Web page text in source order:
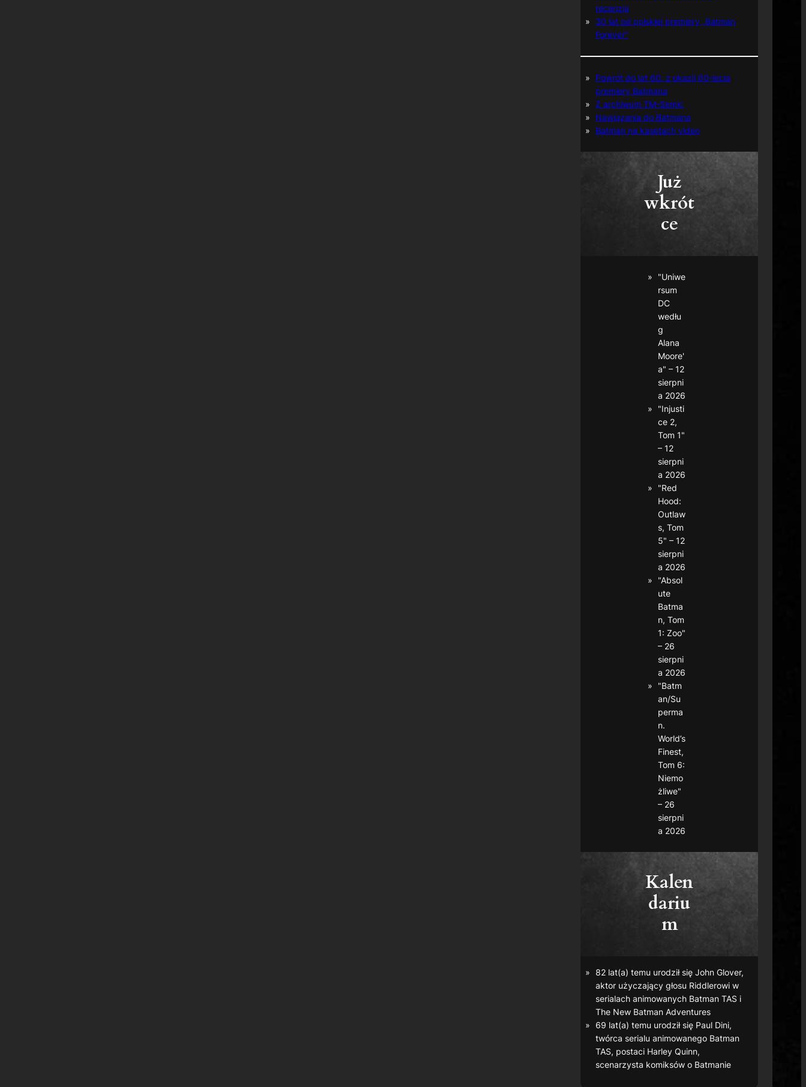
recenzja
30 lat od polskiej premiery „Batman
Forever”
Powrót do lat 60. z okazji 60-lecia
premiery Batmana
Z archiwum TM-Semic
Nawiązania do Batmana
Batman na kasetach video
Już
wkrót
ce
"Uniwe
rsum
DC
wedłu
g
Alana
Moore'
a" – 12
sierpni
a 2026
"Injusti
ce 2,
Tom 1"
– 12
sierpni
a 2026
"Red
Hood:
Outlaw
s, Tom
5" – 12
sierpni
a 2026
"Absol
ute
Batma
n, Tom
1: Zoo"
– 26
sierpni
a 2026
"Batm
an/Su
perma
n.
World’s
Finest,
Tom 6:
Niemo
żliwe"
– 26
sierpni
a 2026
Kalen
dariu
m
82 lat(a) temu urodził się John Glover,
aktor użyczający głosu Riddlerowi w
serialach animowanych Batman TAS i
The New Batman Adventures
69 lat(a) temu urodził się Paul Dini,
twórca serialu animowanego Batman
TAS, postaci Harley Quinn,
scenarzysta komiksów o Batmanie